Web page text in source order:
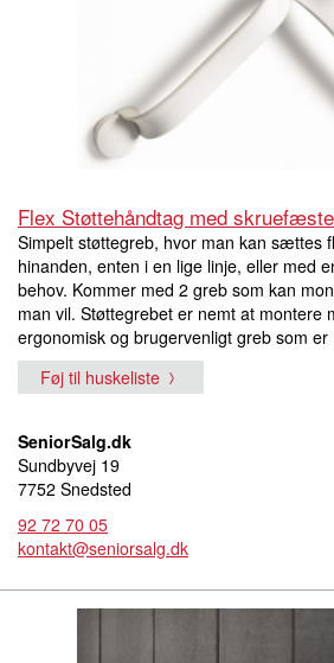
Flex Støttehåndtag med
Simpelt støttegreb, hvor man kan sættes
hinanden, enten i en lige linje, eller med
behov. Kommer med 2 greb som kan
man vil. Støttegrebet er nemt at montere
ergonomisk og brugervenligt greb som
Føj til huskeliste
SeniorSalg.dk
Sundbyvej 19
7752 Snedsted
92 72 70 05
kontakt@seniorsalg.dk